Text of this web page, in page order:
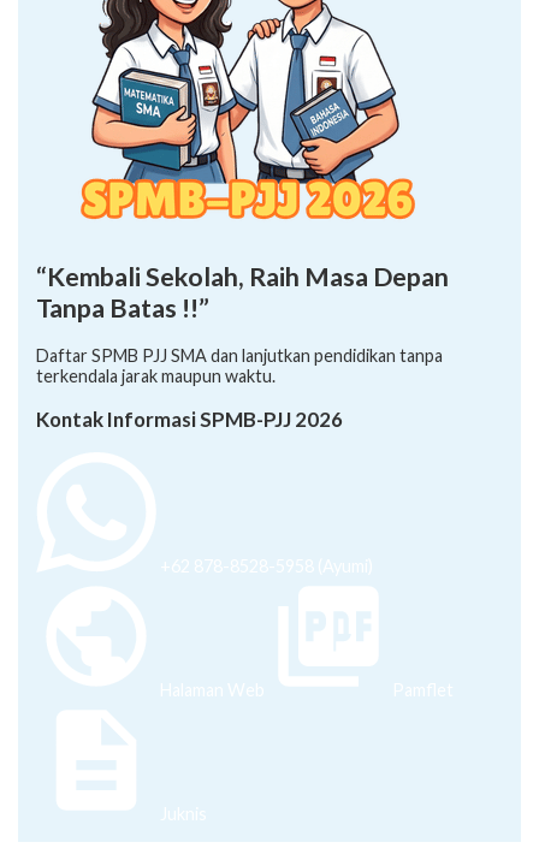
“Kembali Sekolah, Raih Masa Depan
Tanpa Batas !!”
Daftar SPMB PJJ SMA dan lanjutkan pendidikan tanpa
terkendala jarak maupun waktu.
Kontak Informasi SPMB-PJJ 2026
+62 878-8528-5958 (Ayumi)
Halaman Web Pamflet
Juknis